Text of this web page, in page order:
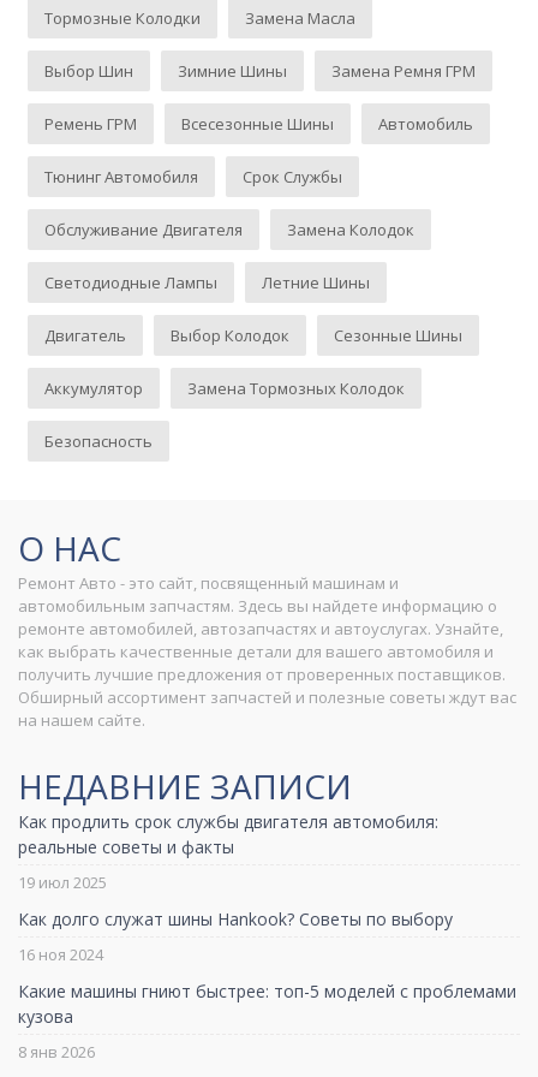
Тормозные Колодки Замена Масла
Выбор Шин Зимние Шины Замена Ремня ГРМ
Ремень ГРМ Всесезонные Шины Автомобиль
Тюнинг Автомобиля Срок Службы
Обслуживание Двигателя Замена Колодок
Светодиодные Лампы Летние Шины
Двигатель Выбор Колодок Сезонные Шины
Аккумулятор Замена Тормозных Колодок
Безопасность
О НАС
Ремонт Авто - это сайт, посвященный машинам и
автомобильным запчастям. Здесь вы найдете информацию о
ремонте автомобилей, автозапчастях и автоуслугах. Узнайте,
как выбрать качественные детали для вашего автомобиля и
получить лучшие предложения от проверенных поставщиков.
Обширный ассортимент запчастей и полезные советы ждут вас
на нашем сайте.
НЕДАВНИЕ ЗАПИСИ
Как продлить срок службы двигателя автомобиля:
реальные советы и факты
19 июл 2025
Как долго служат шины Hankook? Советы по выбору
16 ноя 2024
Какие машины гниют быстрее: топ-5 моделей с проблемами
кузова
8 янв 2026